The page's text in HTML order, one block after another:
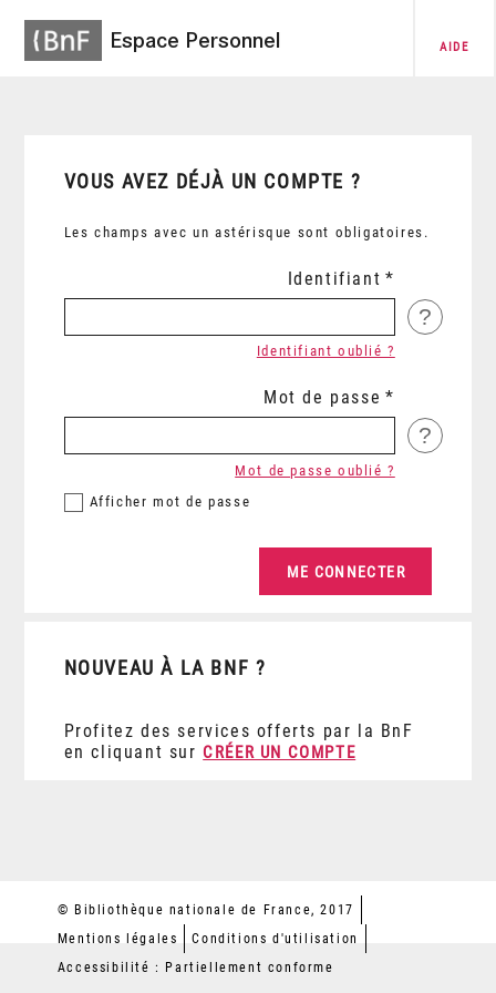
Espace Personnel AIDE
VOUS AVEZ DÉJÀ UN COMPTE ?
Les champs avec un astérisque sont obligatoires.
Identifiant
?
Identifiant oublié ?
Mot de passe
?
Afficher mot de passe
Mot de passe oublié ?
NOUVEAU À LA BNF ?
Profitez des services offerts par la BnF
en cliquant sur CRÉER UN COMPTE
© Bibliothèque nationale de France, 2017
Mentions légales
Conditions d'utilisation
Accessibilité : Partiellement conforme